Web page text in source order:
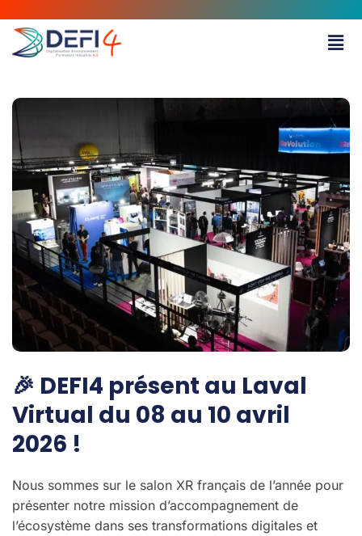
🎉 DEFI4 présent au Laval
Virtual du 08 au 10 avril
2026 !
Nous sommes sur le salon XR français de l’année pour
présenter notre mission d’accompagnement de
l’écosystème dans ses transformations digitales et